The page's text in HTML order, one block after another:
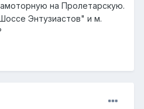
на Пролетарскую.
Энтузиастов" и м.